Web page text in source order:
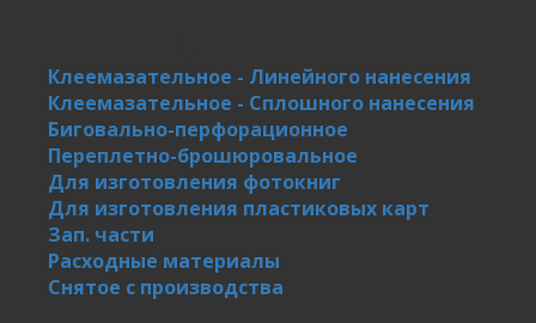
Клеемазательное - Линейного нанесения
Клеемазательное - Сплошного нанесения
Биговально-перфорационное
Переплетно-брошюровальное
Для изготовления фотокниг
Для изготовления пластиковых карт
Зап. части
Расходные материалы
Снятое с производства